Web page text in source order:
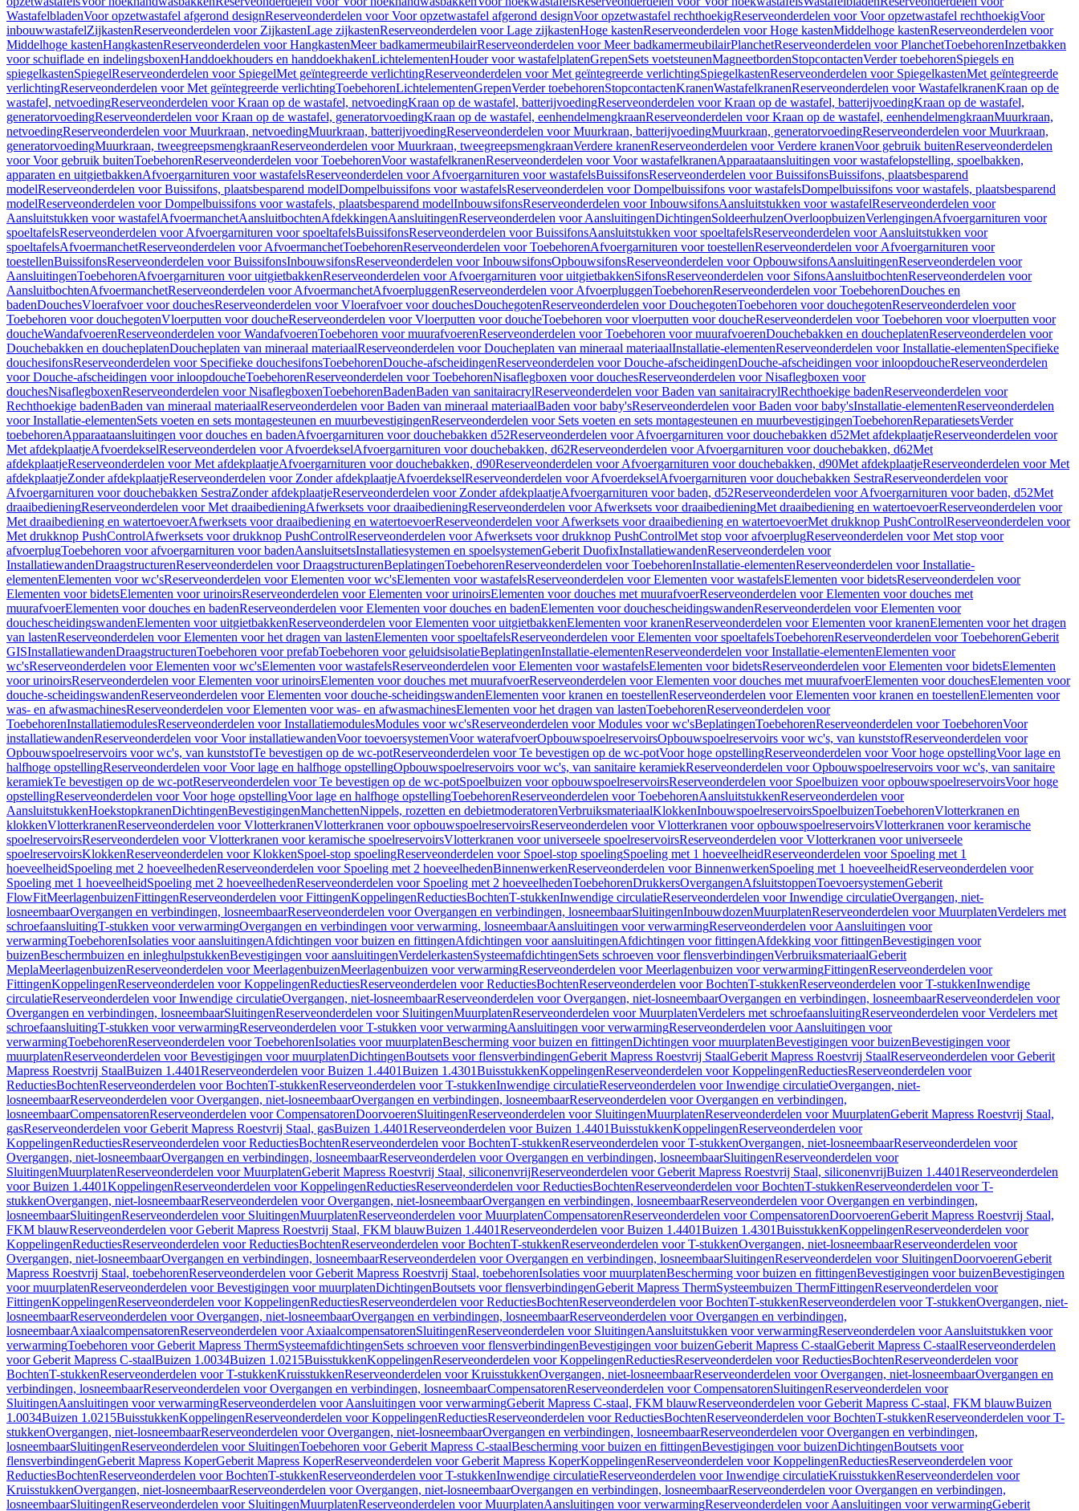
WastafelbladenVoor opzetwastafel afgerond designReserveonderdelen voor Voor opzetwastafel afgerond designVoor opzetwastafel rechthoekigReserveonderdelen voor Voor opzetwastafel rechthoekigVoor
inbouwwastafelZijkastenReserveonderdelen voor ZijkastenLage zijkastenReserveonderdelen voor Lage zijkastenHoge kastenReserveonderdelen voor Hoge kastenMiddelhoge kastenReserveonderdelen voor
Middelhoge kastenHangkastenReserveonderdelen voor HangkastenMeer badkamermeubilairReserveonderdelen voor Meer badkamermeubilairPlanchetReserveonderdelen voor PlanchetToebehorenInzetbakken
voor schuiflade en indelingsboxenHanddoekhouders en handdoekhakenLichtelementenHouder voor wastafelplatenGrepenSets voetsteunenMagneetbordenStopcontactenVerder toebehorenSpiegels en
spiegelkastenSpiegelReserveonderdelen voor SpiegelMet geïntegreerde verlichtingReserveonderdelen voor Met geïntegreerde verlichtingSpiegelkastenReserveonderdelen voor SpiegelkastenMet geïntegreerde
verlichtingReserveonderdelen voor Met geïntegreerde verlichtingToebehorenLichtelementenGrepenVerder toebehorenStopcontactenKranenWastafelkranenReserveonderdelen voor WastafelkranenKraan op de
wastafel, netvoedingReserveonderdelen voor Kraan op de wastafel, netvoedingKraan op de wastafel, batterijvoedingReserveonderdelen voor Kraan op de wastafel, batterijvoedingKraan op de wastafel,
generatorvoedingReserveonderdelen voor Kraan op de wastafel, generatorvoedingKraan op de wastafel, eenhendelmengkraanReserveonderdelen voor Kraan op de wastafel, eenhendelmengkraanMuurkraan,
netvoedingReserveonderdelen voor Muurkraan, netvoedingMuurkraan, batterijvoedingReserveonderdelen voor Muurkraan, batterijvoedingMuurkraan, generatorvoedingReserveonderdelen voor Muurkraan,
generatorvoedingMuurkraan, tweegreepsmengkraanReserveonderdelen voor Muurkraan, tweegreepsmengkraanVerdere kranenReserveonderdelen voor Verdere kranenVoor gebruik buitenReserveonderdelen
voor Voor gebruik buitenToebehorenReserveonderdelen voor ToebehorenVoor wastafelkranenReserveonderdelen voor Voor wastafelkranenApparaataansluitingen voor wastafelopstelling, spoelbakken,
apparaten en uitgietbakkenAfvoergarnituren voor wastafelsReserveonderdelen voor Afvoergarnituren voor wastafelsBuissifonsReserveonderdelen voor BuissifonsBuissifons, plaatsbesparend
modelReserveonderdelen voor Buissifons, plaatsbesparend modelDompelbuissifons voor wastafelsReserveonderdelen voor Dompelbuissifons voor wastafelsDompelbuissifons voor wastafels, plaatsbesparend
modelReserveonderdelen voor Dompelbuissifons voor wastafels, plaatsbesparend modelInbouwsifonsReserveonderdelen voor InbouwsifonsAansluitstukken voor wastafelReserveonderdelen voor
Aansluitstukken voor wastafelAfvoermanchetAansluitbochtenAfdekkingenAansluitingenReserveonderdelen voor AansluitingenDichtingenSoldeerhulzenOverloopbuizenVerlengingenAfvoergarnituren voor
spoeltafelsReserveonderdelen voor Afvoergarnituren voor spoeltafelsBuissifonsReserveonderdelen voor BuissifonsAansluitstukken voor spoeltafelsReserveonderdelen voor Aansluitstukken voor
spoeltafelsAfvoermanchetReserveonderdelen voor AfvoermanchetToebehorenReserveonderdelen voor ToebehorenAfvoergarnituren voor toestellenReserveonderdelen voor Afvoergarnituren voor
toestellenBuissifonsReserveonderdelen voor BuissifonsInbouwsifonsReserveonderdelen voor InbouwsifonsOpbouwsifonsReserveonderdelen voor OpbouwsifonsAansluitingenReserveonderdelen voor
AansluitingenToebehorenAfvoergarnituren voor uitgietbakkenReserveonderdelen voor Afvoergarnituren voor uitgietbakkenSifonsReserveonderdelen voor SifonsAansluitbochtenReserveonderdelen voor
AansluitbochtenAfvoermanchetReserveonderdelen voor AfvoermanchetAfvoerpluggenReserveonderdelen voor AfvoerpluggenToebehorenReserveonderdelen voor ToebehorenDouches en
badenDouchesVloerafvoer voor douchesReserveonderdelen voor Vloerafvoer voor douchesDouchegotenReserveonderdelen voor DouchegotenToebehoren voor douchegotenReserveonderdelen voor
Toebehoren voor douchegotenVloerputten voor doucheReserveonderdelen voor Vloerputten voor doucheToebehoren voor vloerputten voor doucheReserveonderdelen voor Toebehoren voor vloerputten voor
doucheWandafvoerenReserveonderdelen voor WandafvoerenToebehoren voor muurafvoerenReserveonderdelen voor Toebehoren voor muurafvoerenDouchebakken en doucheplatenReserveonderdelen voor
Douchebakken en doucheplatenDoucheplaten van mineraal materiaalReserveonderdelen voor Doucheplaten van mineraal materiaalInstallatie-elementenReserveonderdelen voor Installatie-elementenSpecifieke
douchesifonsReserveonderdelen voor Specifieke douchesifonsToebehorenDouche-afscheidingenReserveonderdelen voor Douche-afscheidingenDouche-afscheidingen voor inloopdoucheReserveonderdelen
voor Douche-afscheidingen voor inloopdoucheToebehorenReserveonderdelen voor ToebehorenNisaflegboxen voor douchesReserveonderdelen voor Nisaflegboxen voor
douchesNisaflegboxenReserveonderdelen voor NisaflegboxenToebehorenBadenBaden van sanitairacrylReserveonderdelen voor Baden van sanitairacrylRechthoekige badenReserveonderdelen voor
Rechthoekige badenBaden van mineraal materiaalReserveonderdelen voor Baden van mineraal materiaalBaden voor baby'sReserveonderdelen voor Baden voor baby'sInstallatie-elementenReserveonderdelen
voor Installatie-elementenSets voeten en sets montagesteunen en muurbevestigingenReserveonderdelen voor Sets voeten en sets montagesteunen en muurbevestigingenToebehorenReparatiesetsVerder
toebehorenApparaataansluitingen voor douches en badenAfvoergarnituren voor douchebakken d52Reserveonderdelen voor Afvoergarnituren voor douchebakken d52Met afdekplaatjeReserveonderdelen voor
Met afdekplaatjeAfvoerdekselReserveonderdelen voor AfvoerdekselAfvoergarnituren voor douchebakken, d62Reserveonderdelen voor Afvoergarnituren voor douchebakken, d62Met
afdekplaatjeReserveonderdelen voor Met afdekplaatjeAfvoergarnituren voor douchebakken, d90Reserveonderdelen voor Afvoergarnituren voor douchebakken, d90Met afdekplaatjeReserveonderdelen voor Met
afdekplaatjeZonder afdekplaatjeReserveonderdelen voor Zonder afdekplaatjeAfvoerdekselReserveonderdelen voor AfvoerdekselAfvoergarnituren voor douchebakken SestraReserveonderdelen voor
Afvoergarnituren voor douchebakken SestraZonder afdekplaatjeReserveonderdelen voor Zonder afdekplaatjeAfvoergarnituren voor baden, d52Reserveonderdelen voor Afvoergarnituren voor baden, d52Met
draaibedieningReserveonderdelen voor Met draaibedieningAfwerksets voor draaibedieningReserveonderdelen voor Afwerksets voor draaibedieningMet draaibediening en watertoevoerReserveonderdelen voor
Met draaibediening en watertoevoerAfwerksets voor draaibediening en watertoevoerReserveonderdelen voor Afwerksets voor draaibediening en watertoevoerMet drukknop PushControlReserveonderdelen voor
Met drukknop PushControlAfwerksets voor drukknop PushControlReserveonderdelen voor Afwerksets voor drukknop PushControlMet stop voor afvoerplugReserveonderdelen voor Met stop voor
afvoerplugToebehoren voor afvoergarnituren voor badenAansluitsetsInstallatiesystemen en spoelsystemenGeberit DuofixInstallatiewandenReserveonderdelen voor
InstallatiewandenDraagstructurenReserveonderdelen voor DraagstructurenBeplatingenToebehorenReserveonderdelen voor ToebehorenInstallatie-elementenReserveonderdelen voor Installatie-
elementenElementen voor wc'sReserveonderdelen voor Elementen voor wc'sElementen voor wastafelsReserveonderdelen voor Elementen voor wastafelsElementen voor bidetsReserveonderdelen voor
Elementen voor bidetsElementen voor urinoirsReserveonderdelen voor Elementen voor urinoirsElementen voor douches met muurafvoerReserveonderdelen voor Elementen voor douches met
muurafvoerElementen voor douches en badenReserveonderdelen voor Elementen voor douches en badenElementen voor douchescheidingswandenReserveonderdelen voor Elementen voor
douchescheidingswandenElementen voor uitgietbakkenReserveonderdelen voor Elementen voor uitgietbakkenElementen voor kranenReserveonderdelen voor Elementen voor kranenElementen voor het dragen
van lastenReserveonderdelen voor Elementen voor het dragen van lastenElementen voor spoeltafelsReserveonderdelen voor Elementen voor spoeltafelsToebehorenReserveonderdelen voor ToebehorenGeberit
GISInstallatiewandenDraagstructurenToebehoren voor prefabToebehoren voor geluidsisolatieBeplatingenInstallatie-elementenReserveonderdelen voor Installatie-elementenElementen voor
wc'sReserveonderdelen voor Elementen voor wc'sElementen voor wastafelsReserveonderdelen voor Elementen voor wastafelsElementen voor bidetsReserveonderdelen voor Elementen voor bidetsElementen
voor urinoirsReserveonderdelen voor Elementen voor urinoirsElementen voor douches met muurafvoerReserveonderdelen voor Elementen voor douches met muurafvoerElementen voor douchesElementen voor
douche-scheidingswandenReserveonderdelen voor Elementen voor douche-scheidingswandenElementen voor kranen en toestellenReserveonderdelen voor Elementen voor kranen en toestellenElementen voor
was- en afwasmachinesReserveonderdelen voor Elementen voor was- en afwasmachinesElementen voor het dragen van lastenToebehorenReserveonderdelen voor
ToebehorenInstallatiemodulesReserveonderdelen voor InstallatiemodulesModules voor wc'sReserveonderdelen voor Modules voor wc'sBeplatingenToebehorenReserveonderdelen voor ToebehorenVoor
installatiewandenReserveonderdelen voor Voor installatiewandenVoor toevoersystemenVoor waterafvoerOpbouwspoelreservoirsOpbouwspoelreservoirs voor wc's, van kunststofReserveonderdelen voor
Opbouwspoelreservoirs voor wc's, van kunststofTe bevestigen op de wc-potReserveonderdelen voor Te bevestigen op de wc-potVoor hoge opstellingReserveonderdelen voor Voor hoge opstellingVoor lage en
halfhoge opstellingReserveonderdelen voor Voor lage en halfhoge opstellingOpbouwspoelreservoirs voor wc's, van sanitaire keramiekReserveonderdelen voor Opbouwspoelreservoirs voor wc's, van sanitaire
keramiekTe bevestigen op de wc-potReserveonderdelen voor Te bevestigen op de wc-potSpoelbuizen voor opbouwspoelreservoirsReserveonderdelen voor Spoelbuizen voor opbouwspoelreservoirsVoor hoge
opstellingReserveonderdelen voor Voor hoge opstellingVoor lage en halfhoge opstellingToebehorenReserveonderdelen voor ToebehorenAansluitstukkenReserveonderdelen voor
AansluitstukkenHoekstopkranenDichtingenBevestigingenManchettenNippels, rozetten en debietmoderatorenVerbruiksmateriaalKlokkenInbouwspoelreservoirsSpoelbuizenToebehorenVlotterkranen en
klokkenVlotterkranenReserveonderdelen voor VlotterkranenVlotterkranen voor opbouwspoelreservoirsReserveonderdelen voor Vlotterkranen voor opbouwspoelreservoirsVlotterkranen voor keramische
spoelreservoirsReserveonderdelen voor Vlotterkranen voor keramische spoelreservoirsVlotterkranen voor universeele spoelreservoirsReserveonderdelen voor Vlotterkranen voor universeele
spoelreservoirsKlokkenReserveonderdelen voor KlokkenSpoel-stop spoelingReserveonderdelen voor Spoel-stop spoelingSpoeling met 1 hoeveelheidReserveonderdelen voor Spoeling met 1
hoeveelheidSpoeling met 2 hoeveelhedenReserveonderdelen voor Spoeling met 2 hoeveelhedenBinnenwerkenReserveonderdelen voor BinnenwerkenSpoeling met 1 hoeveelheidReserveonderdelen voor
Spoeling met 1 hoeveelheidSpoeling met 2 hoeveelhedenReserveonderdelen voor Spoeling met 2 hoeveelhedenToebehorenDrukkersOvergangenAfsluitstoppenToevoersystemenGeberit
FlowFitMeerlagenbuizenFittingenReserveonderdelen voor FittingenKoppelingenReductiesBochtenT-stukkenInwendige circulatieReserveonderdelen voor Inwendige circulatieOvergangen, niet-
losneembaarOvergangen en verbindingen, losneembaarReserveonderdelen voor Overgangen en verbindingen, losneembaarSluitingenInbouwdozenMuurplatenReserveonderdelen voor MuurplatenVerdelers met
schroefaansluitingT-stukken voor verwarmingOvergangen en verbindingen voor verwarming, losneembaarAansluitingen voor verwarmingReserveonderdelen voor Aansluitingen voor
verwarmingToebehorenIsolaties voor aansluitingenAfdichtingen voor buizen en fittingenAfdichtingen voor aansluitingenAfdichtingen voor fittingenAfdekking voor fittingenBevestigingen voor
buizenBeschermbuizen en inleghulpstukkenBevestigingen voor aansluitingenVerdelerkastenSysteemafdichtingenSets schroeven voor flensverbindingenVerbruiksmateriaalGeberit
MeplaMeerlagenbuizenReserveonderdelen voor MeerlagenbuizenMeerlagenbuizen voor verwarmingReserveonderdelen voor Meerlagenbuizen voor verwarmingFittingenReserveonderdelen voor
FittingenKoppelingenReserveonderdelen voor KoppelingenReductiesReserveonderdelen voor ReductiesBochtenReserveonderdelen voor BochtenT-stukkenReserveonderdelen voor T-stukkenInwendige
circulatieReserveonderdelen voor Inwendige circulatieOvergangen, niet-losneembaarReserveonderdelen voor Overgangen, niet-losneembaarOvergangen en verbindingen, losneembaarReserveonderdelen voor
Overgangen en verbindingen, losneembaarSluitingenReserveonderdelen voor SluitingenMuurplatenReserveonderdelen voor MuurplatenVerdelers met schroefaansluitingReserveonderdelen voor Verdelers met
schroefaansluitingT-stukken voor verwarmingReserveonderdelen voor T-stukken voor verwarmingAansluitingen voor verwarmingReserveonderdelen voor Aansluitingen voor
verwarmingToebehorenReserveonderdelen voor ToebehorenIsolaties voor muurplatenBescherming voor buizen en fittingenDichtingen voor muurplatenBevestigingen voor buizenBevestigingen voor
muurplatenReserveonderdelen voor Bevestigingen voor muurplatenDichtingenBoutsets voor flensverbindingenGeberit Mapress Roestvrij StaalGeberit Mapress Roestvrij StaalReserveonderdelen voor Geberit
Mapress Roestvrij StaalBuizen 1.4401Reserveonderdelen voor Buizen 1.4401Buizen 1.4301BuisstukkenKoppelingenReserveonderdelen voor KoppelingenReductiesReserveonderdelen voor
ReductiesBochtenReserveonderdelen voor BochtenT-stukkenReserveonderdelen voor T-stukkenInwendige circulatieReserveonderdelen voor Inwendige circulatieOvergangen, niet-
losneembaarReserveonderdelen voor Overgangen, niet-losneembaarOvergangen en verbindingen, losneembaarReserveonderdelen voor Overgangen en verbindingen,
losneembaarCompensatorenReserveonderdelen voor CompensatorenDoorvoerenSluitingenReserveonderdelen voor SluitingenMuurplatenReserveonderdelen voor MuurplatenGeberit Mapress Roestvrij Staal,
gasReserveonderdelen voor Geberit Mapress Roestvrij Staal, gasBuizen 1.4401Reserveonderdelen voor Buizen 1.4401BuisstukkenKoppelingenReserveonderdelen voor
KoppelingenReductiesReserveonderdelen voor ReductiesBochtenReserveonderdelen voor BochtenT-stukkenReserveonderdelen voor T-stukkenOvergangen, niet-losneembaarReserveonderdelen voor
Overgangen, niet-losneembaarOvergangen en verbindingen, losneembaarReserveonderdelen voor Overgangen en verbindingen, losneembaarSluitingenReserveonderdelen voor
SluitingenMuurplatenReserveonderdelen voor MuurplatenGeberit Mapress Roestvrij Staal, siliconenvrijReserveonderdelen voor Geberit Mapress Roestvrij Staal, siliconenvrijBuizen 1.4401Reserveonderdelen
voor Buizen 1.4401KoppelingenReserveonderdelen voor KoppelingenReductiesReserveonderdelen voor ReductiesBochtenReserveonderdelen voor BochtenT-stukkenReserveonderdelen voor T-
stukkenOvergangen, niet-losneembaarReserveonderdelen voor Overgangen, niet-losneembaarOvergangen en verbindingen, losneembaarReserveonderdelen voor Overgangen en verbindingen,
losneembaarSluitingenReserveonderdelen voor SluitingenMuurplatenReserveonderdelen voor MuurplatenCompensatorenReserveonderdelen voor CompensatorenDoorvoerenGeberit Mapress Roestvrij Staal,
FKM blauwReserveonderdelen voor Geberit Mapress Roestvrij Staal, FKM blauwBuizen 1.4401Reserveonderdelen voor Buizen 1.4401Buizen 1.4301BuisstukkenKoppelingenReserveonderdelen voor
KoppelingenReductiesReserveonderdelen voor ReductiesBochtenReserveonderdelen voor BochtenT-stukkenReserveonderdelen voor T-stukkenOvergangen, niet-losneembaarReserveonderdelen voor
Overgangen, niet-losneembaarOvergangen en verbindingen, losneembaarReserveonderdelen voor Overgangen en verbindingen, losneembaarSluitingenReserveonderdelen voor SluitingenDoorvoerenGeberit
Mapress Roestvrij Staal, toebehorenReserveonderdelen voor Geberit Mapress Roestvrij Staal, toebehorenIsolaties voor muurplatenBescherming voor buizen en fittingenBevestigingen voor buizenBevestigingen
voor muurplatenReserveonderdelen voor Bevestigingen voor muurplatenDichtingenBoutsets voor flensverbindingenGeberit Mapress ThermSysteembuizen ThermFittingenReserveonderdelen voor
FittingenKoppelingenReserveonderdelen voor KoppelingenReductiesReserveonderdelen voor ReductiesBochtenReserveonderdelen voor BochtenT-stukkenReserveonderdelen voor T-stukkenOvergangen, niet-
losneembaarReserveonderdelen voor Overgangen, niet-losneembaarOvergangen en verbindingen, losneembaarReserveonderdelen voor Overgangen en verbindingen,
losneembaarAxiaalcompensatorenReserveonderdelen voor AxiaalcompensatorenSluitingenReserveonderdelen voor SluitingenAansluitstukken voor verwarmingReserveonderdelen voor Aansluitstukken voor
verwarmingToebehoren voor Geberit Mapress ThermSysteemafdichtingenSets schroeven voor flensverbindingenBevestigingen voor buizenGeberit Mapress C-staalGeberit Mapress C-staalReserveonderdelen
voor Geberit Mapress C-staalBuizen 1.0034Buizen 1.0215BuisstukkenKoppelingenReserveonderdelen voor KoppelingenReductiesReserveonderdelen voor ReductiesBochtenReserveonderdelen voor
BochtenT-stukkenReserveonderdelen voor T-stukkenKruisstukkenReserveonderdelen voor KruisstukkenOvergangen, niet-losneembaarReserveonderdelen voor Overgangen, niet-losneembaarOvergangen en
verbindingen, losneembaarReserveonderdelen voor Overgangen en verbindingen, losneembaarCompensatorenReserveonderdelen voor CompensatorenSluitingenReserveonderdelen voor
SluitingenAansluitingen voor verwarmingReserveonderdelen voor Aansluitingen voor verwarmingGeberit Mapress C-staal, FKM blauwReserveonderdelen voor Geberit Mapress C-staal, FKM blauwBuizen
1.0034Buizen 1.0215BuisstukkenKoppelingenReserveonderdelen voor KoppelingenReductiesReserveonderdelen voor ReductiesBochtenReserveonderdelen voor BochtenT-stukkenReserveonderdelen voor T-
stukkenOvergangen, niet-losneembaarReserveonderdelen voor Overgangen, niet-losneembaarOvergangen en verbindingen, losneembaarReserveonderdelen voor Overgangen en verbindingen,
losneembaarSluitingenReserveonderdelen voor SluitingenToebehoren voor Geberit Mapress C-staalBescherming voor buizen en fittingenBevestigingen voor buizenDichtingenBoutsets voor
flensverbindingenGeberit Mapress KoperGeberit Mapress KoperReserveonderdelen voor Geberit Mapress KoperKoppelingenReserveonderdelen voor KoppelingenReductiesReserveonderdelen voor
ReductiesBochtenReserveonderdelen voor BochtenT-stukkenReserveonderdelen voor T-stukkenInwendige circulatieReserveonderdelen voor Inwendige circulatieKruisstukkenReserveonderdelen voor
KruisstukkenOvergangen, niet-losneembaarReserveonderdelen voor Overgangen, niet-losneembaarOvergangen en verbindingen, losneembaarReserveonderdelen voor Overgangen en verbindingen,
losneembaarSluitingenReserveonderdelen voor SluitingenMuurplatenReserveonderdelen voor MuurplatenAansluitingen voor verwarmingReserveonderdelen voor Aansluitingen voor verwarmingGeberit